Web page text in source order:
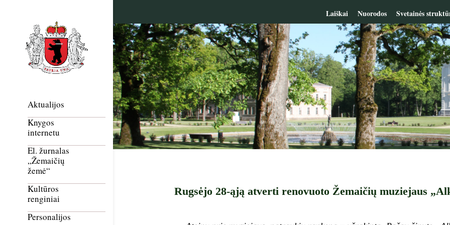
Laiškai Nuorodos Svetainės
Aktualijos
Knygos
internetu
El. žurnalas
„Žemaičių
žemė“
Kultūros
renginiai
Personalijos
Rugsėjo 28-ąją atverti renovuoto Žemaičių muziejaus